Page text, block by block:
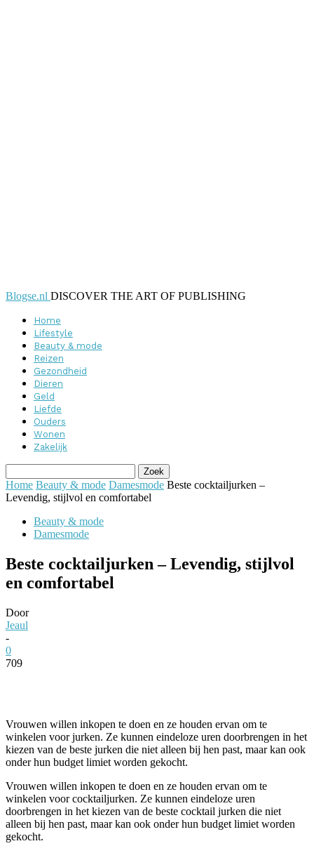
Blogse.nl DISCOVER THE ART OF PUBLISHING
Home
Lifestyle
Beauty & mode
Reizen
Gezondheid
Dieren
Geld
Liefde
Ouders
Wonen
Zakelijk
Home Beauty & mode Damesmode Beste cocktailjurken –
Levendig, stijlvol en comfortabel
Beauty & mode
Damesmode
Beste cocktailjurken – Levendig, stijlvol
en comfortabel
Door
Jeaul
-
0
709
Vrouwen willen inkopen te doen en ze houden ervan om te
winkelen voor jurken. Ze kunnen eindeloze uren doorbrengen in het
kiezen van de beste jurken die niet alleen bij hen past, maar kan ook
onder hun budget limiet worden gekocht.
Vrouwen willen inkopen te doen en ze houden ervan om te
winkelen voor cocktailjurken. Ze kunnen eindeloze uren
doorbrengen in het kiezen van de beste cocktail jurken die niet
alleen bij hen past, maar kan ook onder hun budget limiet worden
gekocht.